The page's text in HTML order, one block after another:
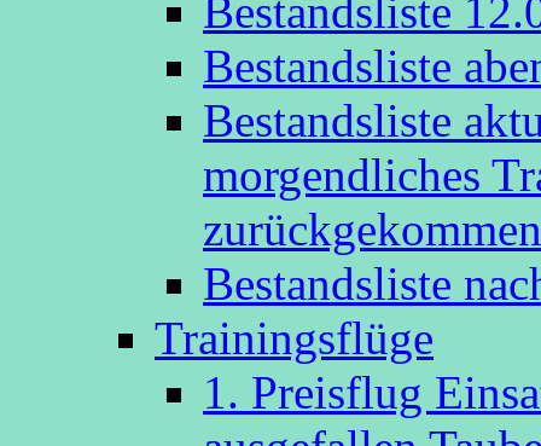
Bestandsliste
Bestandsliste
Bestandsliste
morgendliches
Bestandsliste
Trainingsflüge
1. Preisflug